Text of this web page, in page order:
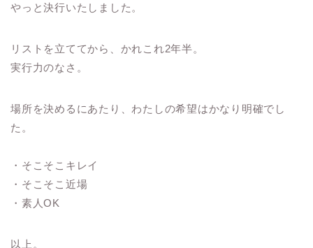
やっと決行いたしました。
リストを立ててから、かれこれ2年半。
実行力のなさ。
場所を決めるにあたり、わたしの希望はかなり明確でし
た。
・そこそこキレイ
・そこそこ近場
・素人OK
以上。